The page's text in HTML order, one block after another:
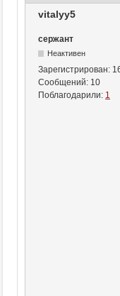
vitalyy5
сержант
Неактивен
Зарегистрирован:
Сообщений: 10
Поблагодарили: 1